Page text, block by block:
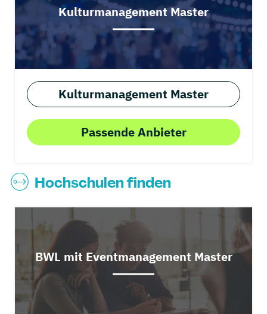
Kulturmanagement Master
Kulturmanagement Master
Passende Anbieter
Hochschulen finden
BWL mit Eventmanagement Master